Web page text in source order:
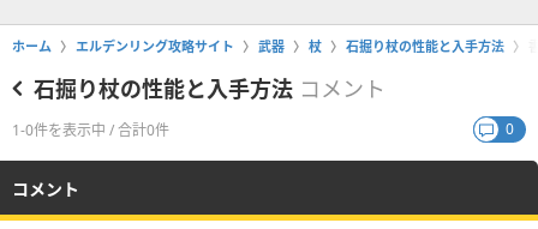
ホーム エルデンリング攻略サイト 武器 杖 石掘り杖の性能と入手方法
石掘り杖の性能と入手方法 コメント
1-0件を表示中 / 合計0件 0
コメント